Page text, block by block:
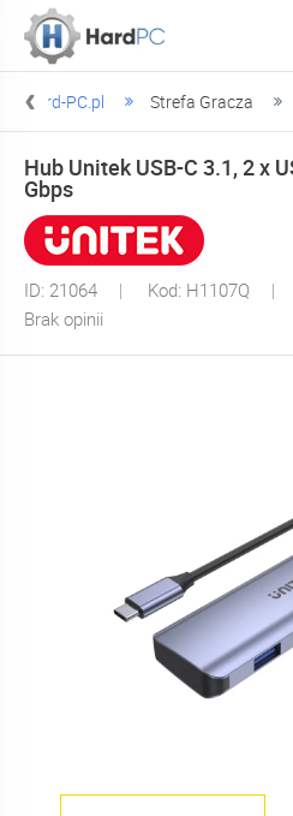
Hard-PC.pl Strefa Gracza
Hub Unitek USB-C 3.1, 2 x
Gbps
ID: 21064 Kod: H1107Q
Brak opinii